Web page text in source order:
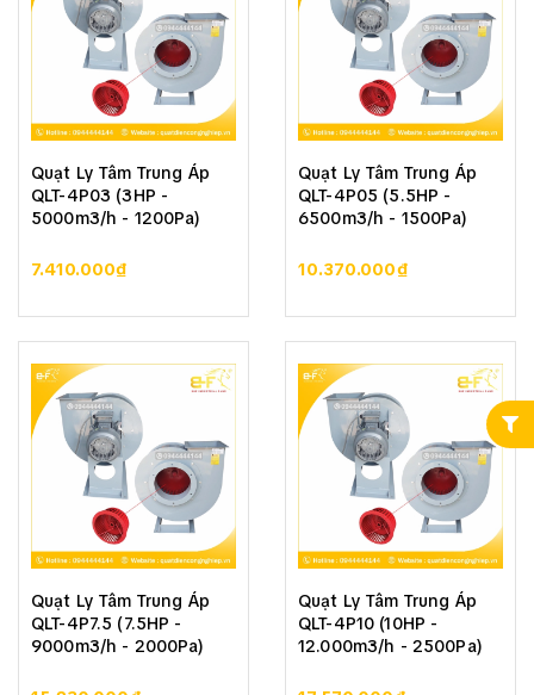
Quạt Ly Tâm Trung Áp
QLT-4P03 (3HP -
5000m3/h - 1200Pa)
7.410.000₫
Quạt Ly Tâm Trung Áp
QLT-4P05 (5.5HP -
6500m3/h - 1500Pa)
10.370.000₫
Quạt Ly Tâm Trung Áp
QLT-4P7.5 (7.5HP -
9000m3/h - 2000Pa)
Quạt Ly Tâm Trung Áp
QLT-4P10 (10HP -
12.000m3/h - 2500Pa)